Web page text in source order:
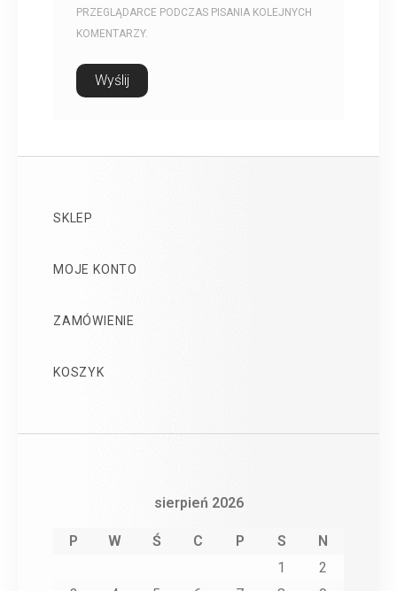
SKLEP
MOJE KONTO
ZAMÓWIENIE
KOSZYK
sierpień 2026
P W Ś C P S
N
1
2
PRZEGLĄDARCE PODCZAS PISANIA KOLEJNYCH
KOMENTARZY.